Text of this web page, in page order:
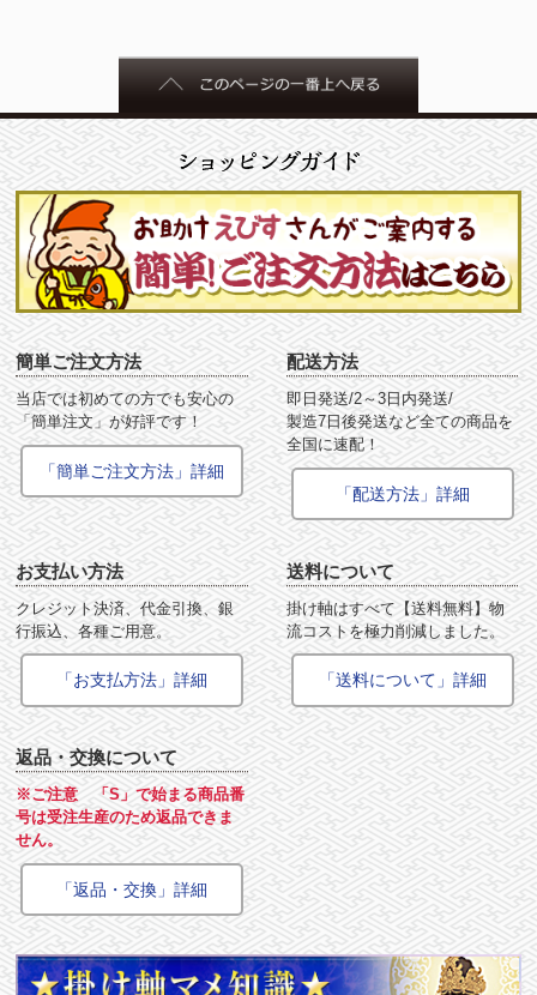
簡単ご注文方法
当店では初めての方でも安心の
「簡単注文」が好評です！
「簡単ご注文方法」詳細
配送方法
即日発送/2～3日内発送/
製造7日後発送など全ての商品を
全国に速配！
「配送方法」詳細
お支払い方法
クレジット決済、代金引換、銀
行振込、各種ご用意。
「お支払方法」詳細
送料について
掛け軸はすべて【送料無料】物
流コストを極力削減しました。
「送料について」詳細
返品・交換について
※ご注意 「S」で始まる商品番
号は受注生産のため返品できま
せん。
「返品・交換」詳細